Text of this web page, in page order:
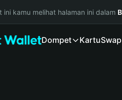
ini kamu melihat halaman ini dalam
Dompet KartuSwap